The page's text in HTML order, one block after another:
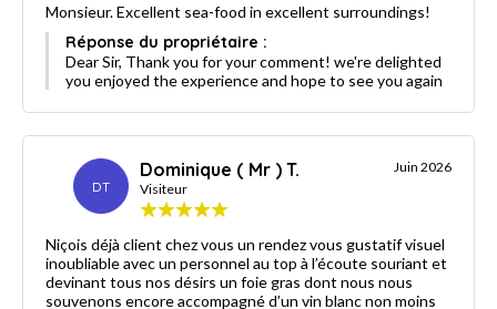
Monsieur. Excellent sea-food in excellent surroundings!
Réponse du propriétaire :
Dear Sir, Thank you for your comment! we're delighted
you enjoyed the experience and hope to see you again
DT
Dominique ( Mr ) T.
Visiteur
Juin 2026
Niçois déjà client chez vous un rendez vous gustatif visuel
inoubliable avec un personnel au top à l’écoute souriant et
devinant tous nos désirs un foie gras dont nous nous
souvenons encore accompagné d’un vin blanc non moins